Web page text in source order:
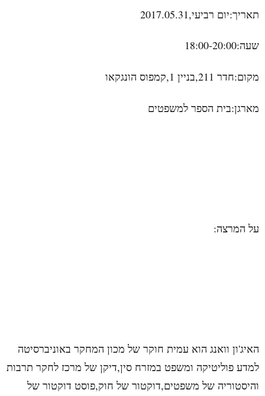
תאריך:יום רביעי,2017.05.31
שעה:18:00-20:00
מקום:חדר 211,בניין 1,קמפוס הונגקאו
מארגן:בית הספר למשפטים
על המרצה:
האיג'ון וואנג הוא עמית חוקר של מכון המחקר באוניברסיטה
למדע פוליטיקה ומשפט במזרח סין,דיקן של מרכז לחקר תרבות
והיסטוריה של משפטים,דוקטור של חוק,פוסט דוקטור של